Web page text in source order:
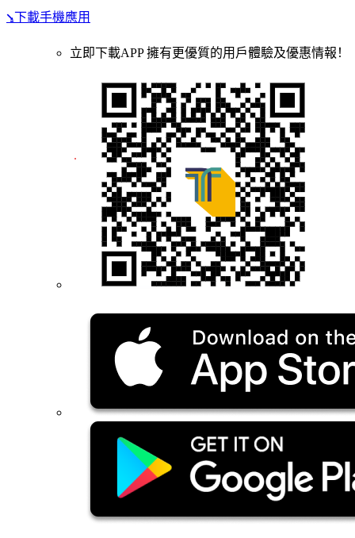
⭸下載手機應用
立即下載APP 擁有更優質的用戶體驗及優惠情報！